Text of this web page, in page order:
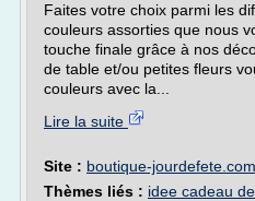
Faites votre choix parmi les
couleurs assorties que nous
touche finale grâce à nos
de table et/ou petites fleurs
couleurs avec la...
Lire la suite
Site : boutique-jourdefete.com
Thèmes liés : idee cadeau